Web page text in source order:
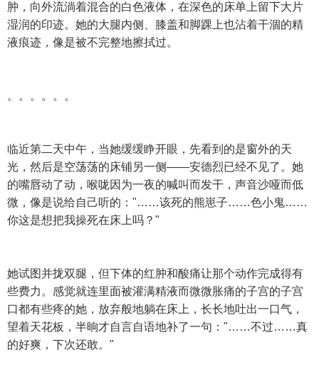
肿，向外流淌着混合的白色液体，在深色的床单上留下大片
湿润的印迹。她的大腿内侧、膝盖和脚踝上也沾着干涸的精
液痕迹，像是被不完整地擦拭过。
。。。。。。
临近第二天中午，当她缓缓睁开眼，先看到的是窗外的天
光，然后是空荡荡的床铺另一侧——安德烈已经不见了。她
的嘴唇动了动，喉咙因为一夜的喊叫而发干，声音沙哑而低
微，像是说给自己听的："……该死的熊崽子……色小鬼……
你这是想把我操死在床上吗？"
她试图并拢双腿，但下体的红肿和酸痛让那个动作完成得有
些费力。感觉就连里面被灌满精液而微微胀痛的子宫的子宫
口都有些疼的她，放弃般地躺在床上，长长地吐出一口气，
望着天花板，半晌才自言自语地补了一句："……不过……真
的好爽，下次还敢。"